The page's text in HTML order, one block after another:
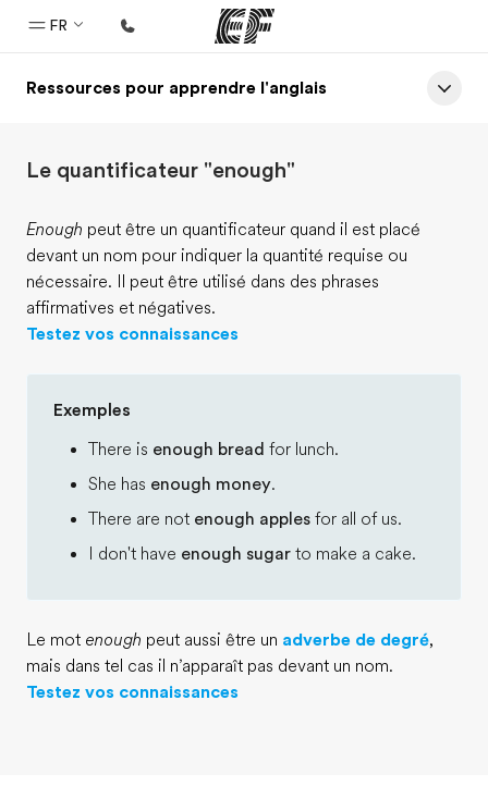
FR
Accueil
Programmes
Bureaux
A propos de nous
EF recrute
Rejoignez nos équipes
Ressources pour apprendre l'anglais
Le quantificateur "enough"
Enough peut être un quantificateur quand il est placé
devant un nom pour indiquer la quantité requise ou
nécessaire. Il peut être utilisé dans des phrases
affirmatives et négatives.
Testez vos connaissances
Exemples
There is enough bread for lunch.
She has enough money.
There are not enough apples for all of us.
I don't have enough sugar to make a cake.
Le mot enough peut aussi être un adverbe de degré,
mais dans tel cas il n’apparaît pas devant un nom.
Testez vos connaissances